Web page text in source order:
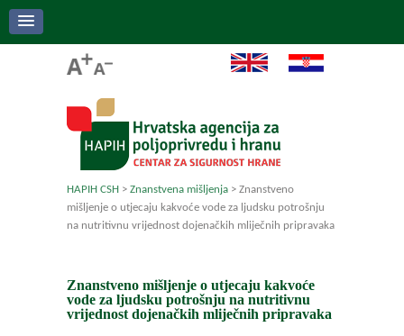
HAPIH CSH > Znanstvena mišljenja > Znanstveno
mišljenje o utjecaju kakvoće vode za ljudsku potrošnju
na nutritivnu vrijednost dojenačkih mliječnih pripravaka
Znanstveno mišljenje o utjecaju kakvoće
vode za ljudsku potrošnju na nutritivnu
vrijednost dojenačkih mliječnih pripravaka